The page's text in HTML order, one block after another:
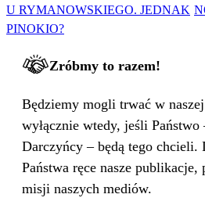
U RYMANOWSKIEGO. JEDNAK
PINOKIO?
Zróbmy to razem!
Będziemy mogli trwać w
wyłącznie wtedy, jeśli
Darczyńcy – będą tego chcieli.
Państwa ręce nasze
misji naszych mediów.